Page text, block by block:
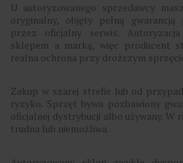
U autoryzowanego sprzedawcy
oryginalny, objęty pełną gwarancją
przez oficjalny serwis.
sklepem a marką, więc producent
realna ochrona przy droższym
Zakup w szarej strefie lub od
ryzyko. Sprzęt bywa pozbawiony
oficjalnej dystrybucji albo używany. W
trudna lub niemożliwa.